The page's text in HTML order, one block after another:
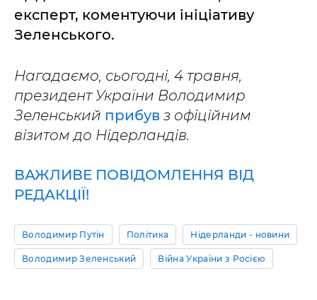
експерт, коментуючи ініціативу
Зеленського.
Нагадаємо, сьогодні, 4 травня,
президент України Володимир
Зеленський прибув з офіційним
візитом до Нідерландів.
ВАЖЛИВЕ ПОВІДОМЛЕННЯ ВІД
РЕДАКЦІЇ!
Володимир Путін Політика Нідерланди - новини
Володимир Зеленський Війна України з Росією